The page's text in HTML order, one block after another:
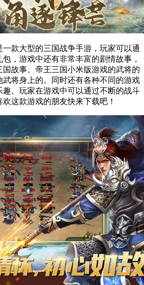
一款大型的三国战争手游，玩家可以通
，游戏中还有非常丰富的剧情故事，
故事。帝王三国小米版游戏的武将的
武将身上的。同时还有各种不同的游戏
。玩家在游戏中可以通过不断的战斗
这款游戏的朋友快来下载吧！